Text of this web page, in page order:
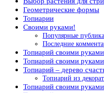
Геометрические формы
Топиарии
Своими руками!
Популярные
Последние
Топиарий своими
Топиарий своими
Топиарий – дерево
Топиарий из
Топиарий своими